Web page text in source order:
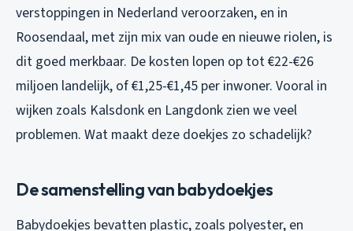
verstoppingen in Nederland veroorzaken, en in
Roosendaal, met zijn mix van oude en nieuwe riolen, is
dit goed merkbaar. De kosten lopen op tot €22-€26
miljoen landelijk, of €1,25-€1,45 per inwoner. Vooral in
wijken zoals Kalsdonk en Langdonk zien we veel
problemen. Wat maakt deze doekjes zo schadelijk?
De samenstelling van babydoekjes
Babydoekjes bevatten plastic, zoals polyester, en